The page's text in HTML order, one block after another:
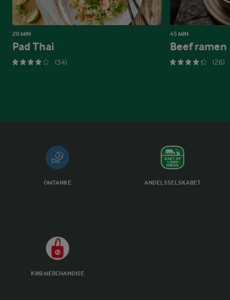
20 MIN
Pad Thai
(34)
45 MIN
Beef ramen
(26)
OMTANKE ANDELSSELSKABET
KØB MERCHANDISE